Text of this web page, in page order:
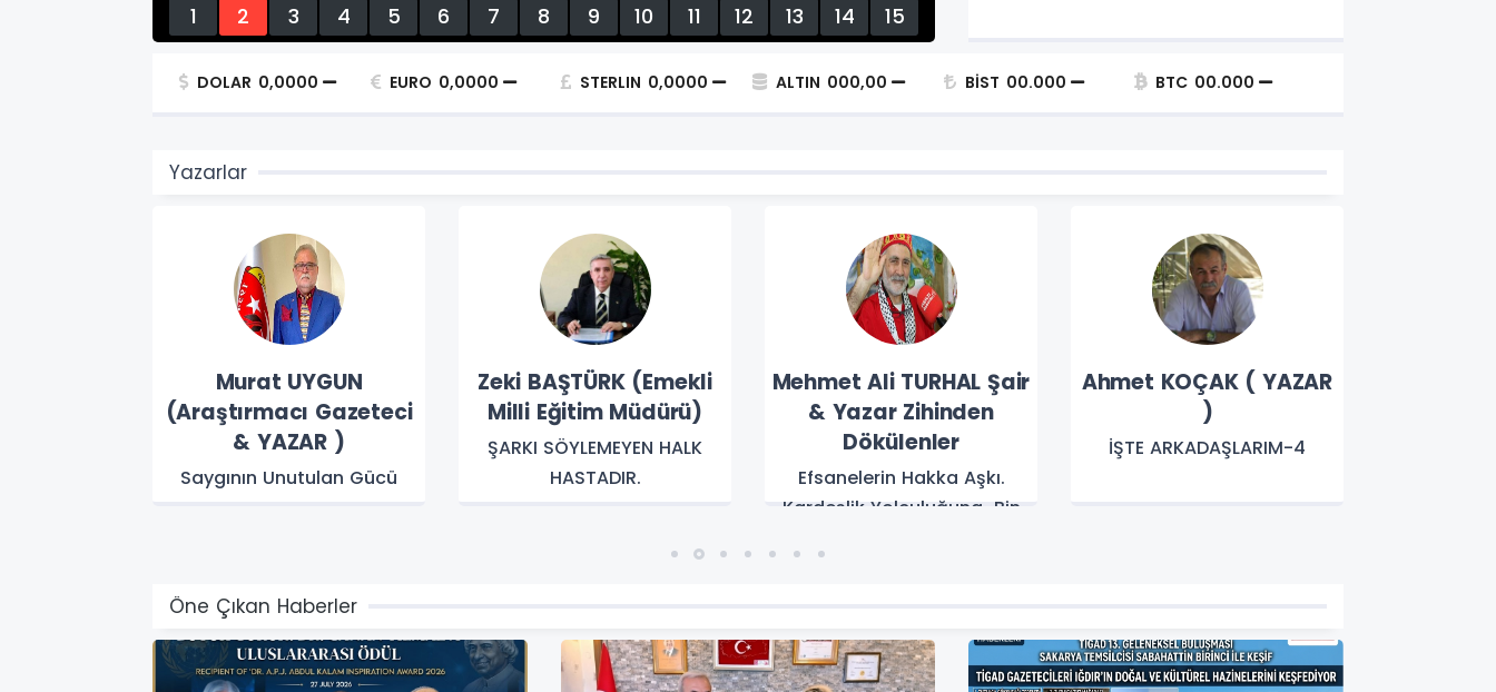
1 2 3 4 5 6 7 8 9 10 11 12 13 14 15
DOLAR 0,0000 EURO 0,0000 STERLIN 0,0000 ALTIN 000,00 BİST 00.000 BTC 00.000
Yazarlar
Murat UYGUN
(Araştırmacı Gazeteci
& YAZAR )
Saygının Unutulan Gücü
Zeki BAŞTÜRK (Emekli
Milli Eğitim Müdürü)
ŞARKI SÖYLEMEYEN HALK
HASTADIR.
Mehmet Ali TURHAL Şair
& Yazar Zihinden
Dökülenler
Efsanelerin Hakka Aşkı.
Kardeşlik Yolculuğuna Bin
Ahmet KOÇAK ( YAZAR
)
İŞTE ARKADAŞLARIM-4
Öne Çıkan Haberler